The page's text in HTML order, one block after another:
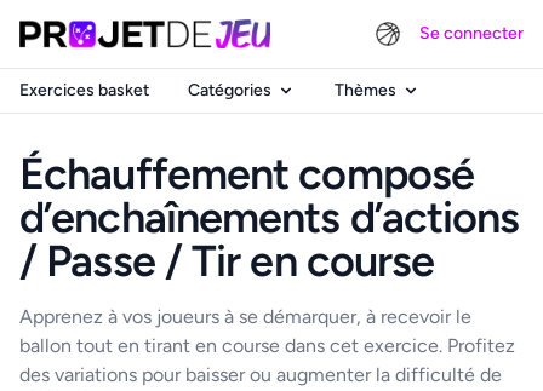
Se connecter
Exercices basket Catégories Thèmes
Échauffement composé
d’enchaînements d’actions
/ Passe / Tir en course
Apprenez à vos joueurs à se démarquer, à recevoir le
ballon tout en tirant en course dans cet exercice. Profitez
des variations pour baisser ou augmenter la difficulté de